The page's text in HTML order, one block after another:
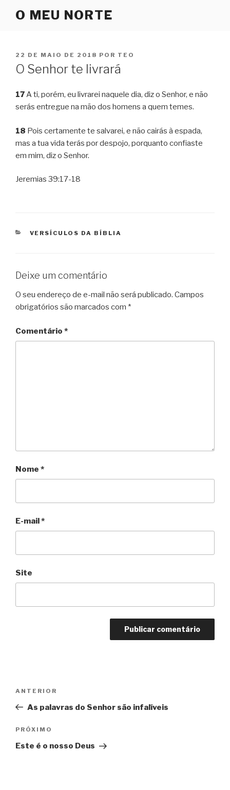
O MEU NORTE
PUBLICADO
EM
22 DE MAIO DE 2018 POR TEO
O Senhor te livrará
17A ti, porém, eu livrarei naquele dia, diz o Senhor, e não
serás entregue na mão dos homens a quem temes.
18 Pois certamente te salvarei, e não cairás à espada,
mas a tua vida terás por despojo, porquanto confiaste
em mim, diz o Senhor.
Jeremias 39:17-18
CATEGORIAS
VERSÍCULOS DA BÍBLIA
Deixe um comentário
O seu endereço de e-mail não será publicado. Campos
obrigatórios são marcados com *
Comentário *
Nome *
E-mail*
Site
Post
Post
anterior
ANTERIOR
As palavras do Senhor são infalíveis
Próximo
post
PRÓXIMO
Este é o nosso Deus